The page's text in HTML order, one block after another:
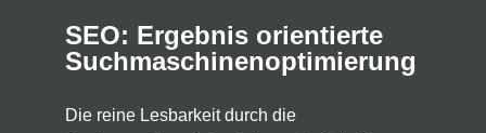
SEO: Ergebnis orientierte
Suchmaschinenoptimierung
Die reine Lesbarkeit durch die